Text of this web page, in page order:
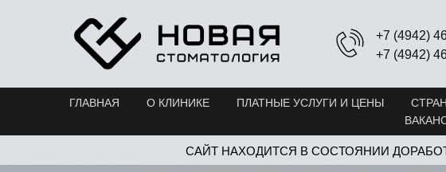
+7 (4942)
+7 (4942)
ГЛАВНАЯ О КЛИНИКЕ ПЛАТНЫЕ УСЛУГИ И ЦЕНЫ
САЙТ НАХОДИТСЯ В СОСТОЯНИИ